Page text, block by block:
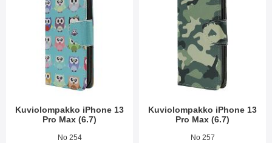
Kuviolompakko iPhone 13
Pro Max (6.7)
Tuote.nro 42057
No 254
Kuviolompakko iPhone 13
Pro Max (6.7)
Tuote.nro 42056
No 257